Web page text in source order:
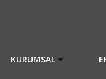
KURUMSAL